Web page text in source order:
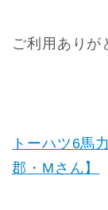
ご利用ありが
トーハツ6馬
郡・Mさん】